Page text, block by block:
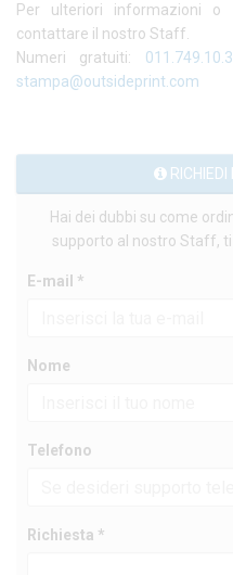
Per ulteriori informazioni o
contattare il nostro Staff.
Numeri gratuiti:
stampa@outsideprint.com
RICHIEDI
Hai dei dubbi su come
supporto al nostro Staff,
E-mail *
Nome
Telefono
Richiesta *